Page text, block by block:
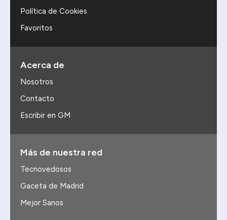
Política de Cookies
Favoritos
Acerca de
Nosotros
Contacto
Escribir en GM
Más de nuestra red
Tecnovedosos
Gaceta de Madrid
Mejor Sanos